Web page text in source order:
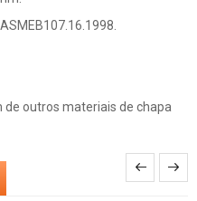
de outros materiais de chapa